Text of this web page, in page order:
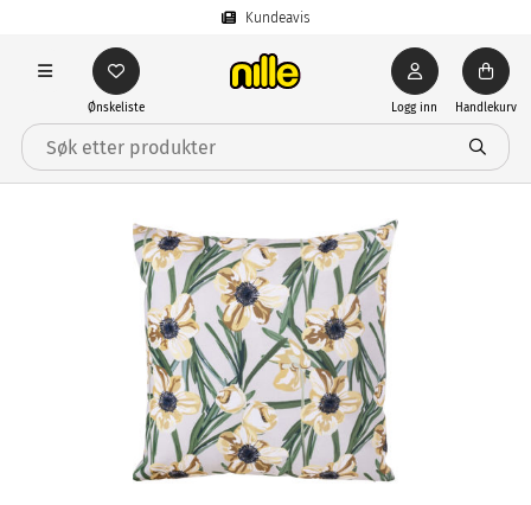
Kundeavis
Ønskeliste Logg inn Handlekurv